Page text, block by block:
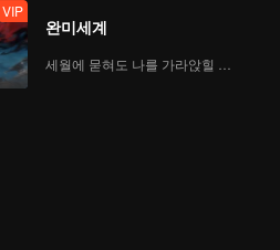
VIP Crush(Moving Ver.)
VIP
완미세계